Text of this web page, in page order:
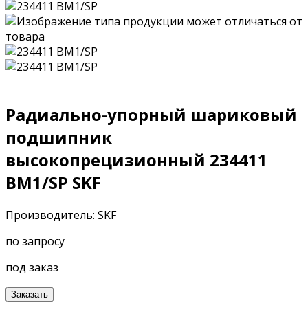
Радиально-упорный шариковый
подшипник
высокопрецизионный 234411
BM1/SP SKF
Производитель: SKF
по запросу
под заказ
Заказать